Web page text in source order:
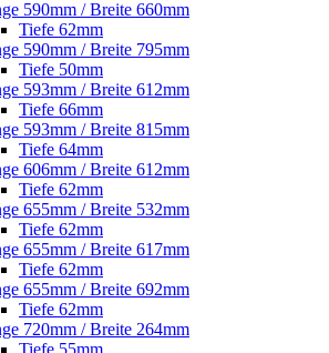
590mm / Breite 660mm
Tiefe 62mm
590mm / Breite 795mm
Tiefe 50mm
593mm / Breite 612mm
Tiefe 66mm
593mm / Breite 815mm
Tiefe 64mm
606mm / Breite 612mm
Tiefe 62mm
655mm / Breite 532mm
Tiefe 62mm
655mm / Breite 617mm
Tiefe 62mm
655mm / Breite 692mm
Tiefe 62mm
720mm / Breite 264mm
Tiefe 55mm